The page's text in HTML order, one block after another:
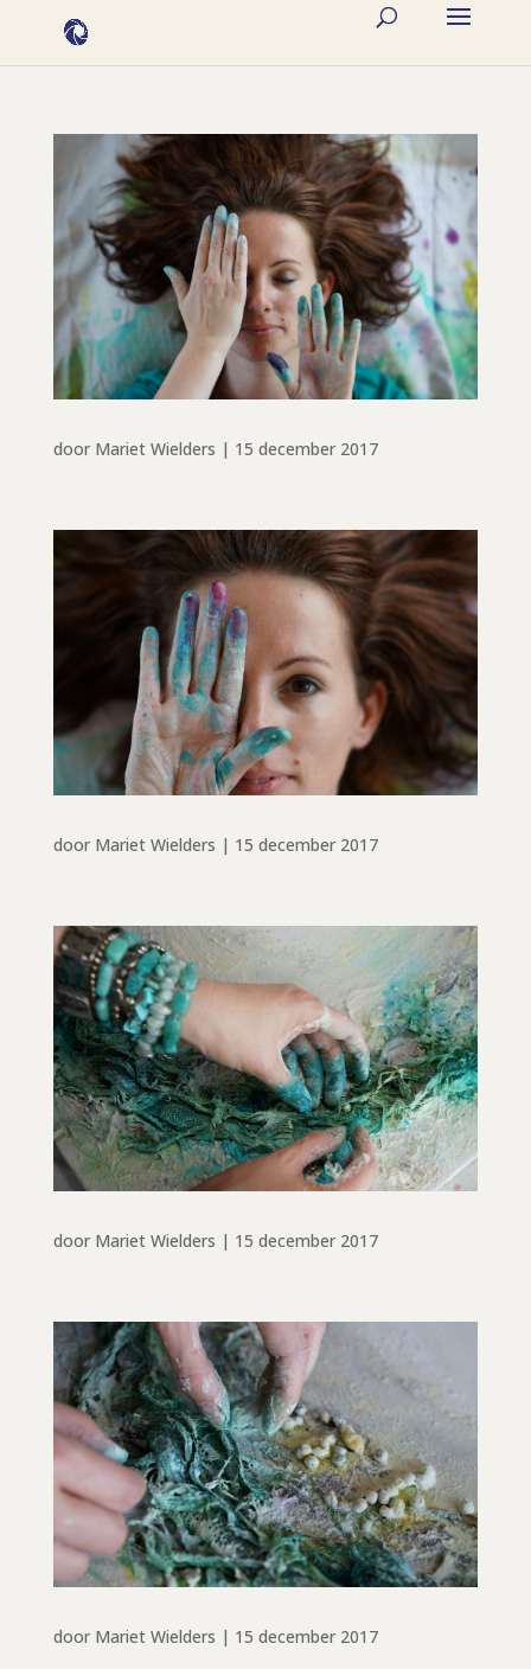
door Mariet Wielders | 15 december 2017
door Mariet Wielders | 15 december 2017
door Mariet Wielders | 15 december 2017
door Mariet Wielders | 15 december 2017